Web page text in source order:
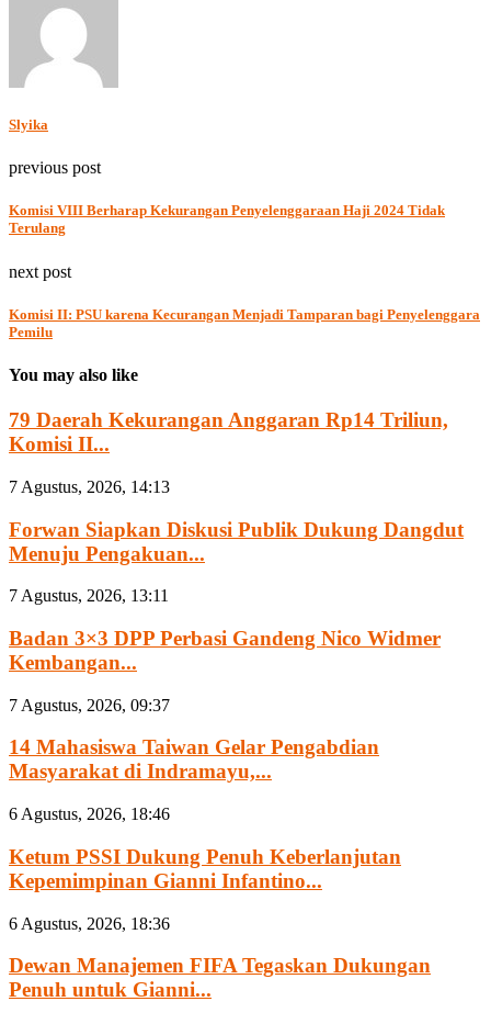
Slyika
previous post
Komisi VIII Berharap Kekurangan Penyelenggaraan Haji 2024 Tidak
Terulang
next post
Komisi II: PSU karena Kecurangan Menjadi Tamparan bagi Penyelenggara
Pemilu
You may also like
79 Daerah Kekurangan Anggaran Rp14 Triliun,
Komisi II...
7 Agustus, 2026, 14:13
Forwan Siapkan Diskusi Publik Dukung Dangdut
Menuju Pengakuan...
7 Agustus, 2026, 13:11
Badan 3×3 DPP Perbasi Gandeng Nico Widmer
Kembangan...
7 Agustus, 2026, 09:37
14 Mahasiswa Taiwan Gelar Pengabdian
Masyarakat di Indramayu,...
6 Agustus, 2026, 18:46
Ketum PSSI Dukung Penuh Keberlanjutan
Kepemimpinan Gianni Infantino...
6 Agustus, 2026, 18:36
Dewan Manajemen FIFA Tegaskan Dukungan
Penuh untuk Gianni...